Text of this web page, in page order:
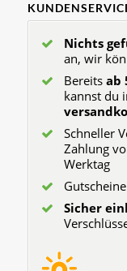
Nichts
an, wir
Bereits ab
kannst du
Schneller
Zahlung
Werktag
Sicher